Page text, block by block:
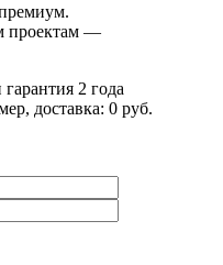
проектам —
гарантия 2 года
доставка: 0 руб.